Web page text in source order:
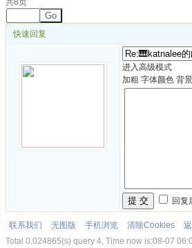
共8页
Go
快速回复
进入高级模式
加粗 字体颜色 背
提 交 回复
联系我们 无图版 手机浏览 清除Cookies
Total 0.024865(s) query 4, Time now is:08-07